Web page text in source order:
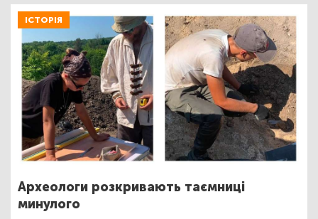
ІСТОРІЯ
Археологи розкривають таємниці
минулого